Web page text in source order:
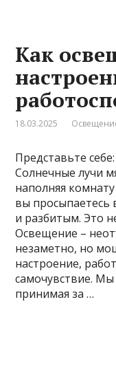
Как
18.03.2025
Представьте
Солнечные лучи
наполняя
вы просыпаетесь
и разбитым. Это
Освещение –
незаметно, но
настроение,
самочувствие.
принимая за …